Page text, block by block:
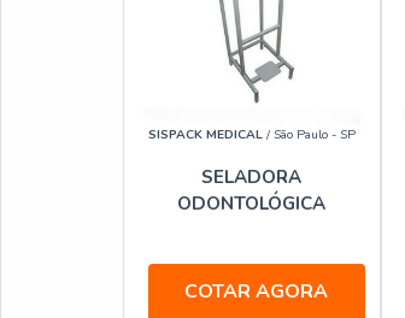
SISPACK MEDICAL/ São Paulo - SP
SELADORA
ODONTOLÓGICA
COTAR AGORA